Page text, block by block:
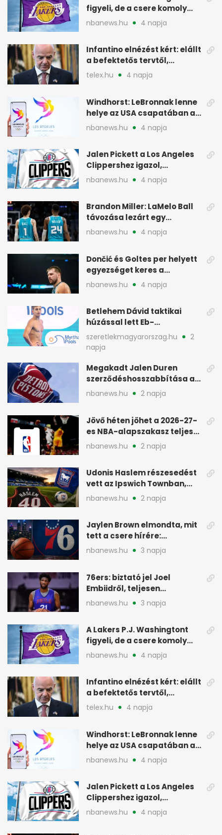
figyeli, de a csere komoly
akadályokba ütközhet
nbanews.hu 4 napja
Infantino elnézést kért: elállt
a befektetős tervtől,
maradhat FIFA-elnök
telex.hu 4 napja
Windhorst: LeBronnak lenne
helye az USA csapatában a
2028-as olimpián
nbanews.hu 4 napja
Jalen Pickett a Los Angeles
Clippershez igazol,
kétirányú szerződéssel
nbanews.hu 4 napja
Brandon Miller: LaMelo Ball
távozása lezárt egy
korszakot a Hornetsnél
nbanews.hu 4 napja
Dončić és Goltes per helyett
egyezséget keres a
gyerekügyben
nbanews.hu 4 napja
Betlehem Dávid taktikai
húzással lett Eb-
aranyérmes Párizsban
szeretlekmagyarorszag.hu
2
napja
Megakadt Jalen Duren
szerződéshosszabbítása a
Detroit Pistonsnál
nbanews.hu 2 napja
Jövő héten jöhet a 2026-27-
es NBA-alapszakasz teljes
menetrendje
nbanews.hu 2 napja
Udonis Haslem részesedést
vett az Ipswich Townban,
Premier League-szereplés
nbanews.hu 2 napja
Jaylen Brown elmondta, mit
tett a csere hírére:
elhajította a telefonját
nbanews.hu 3 napja
76ers: biztató jel Joel
Embiidről, teljesen
egészségesen készül
nbanews.hu 3 napja
A Lakers P.J. Washingtont
figyeli, de a csere komoly
akadályokba ütközhet
nbanews.hu 4 napja
Infantino elnézést kért: elállt
a befektetős tervtől,
maradhat FIFA-elnök
telex.hu 4 napja
Windhorst: LeBronnak lenne
helye az USA csapatában a
2028-as olimpián
nbanews.hu 4 napja
Jalen Pickett a Los Angeles
Clippershez igazol,
kétirányú szerződéssel
nbanews.hu 4 napja